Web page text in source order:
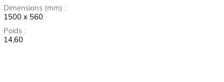
Dimensions (mm) :
1500 x 560
Poids :
14,60